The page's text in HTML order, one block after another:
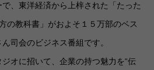
、東洋経済から上梓された「たった
の教科書」がおよそ１５万部のベス
司会のビジネス番組です。
オに招いて、企業の持つ魅力を“伝